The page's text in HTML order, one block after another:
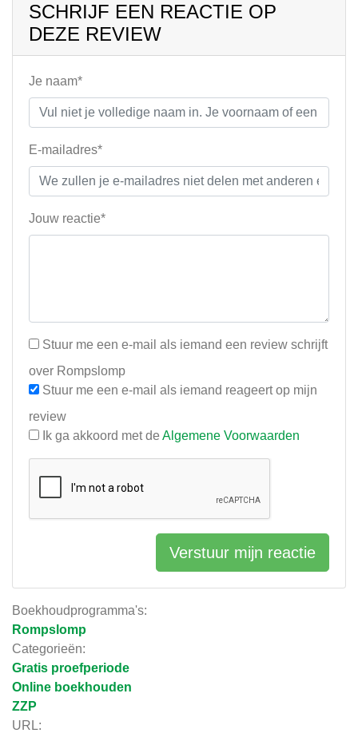
Boekhoudprogramma's:
Rompslomp
Categorieën:
Gratis proefperiode
Online boekhouden
ZZP
URL:
SCHRIJF EEN REACTIE OP
DEZE REVIEW
Je naam*
E-mailadres*
Jouw reactie*
Stuur me een e-mail als iemand een review schrijft
over Rompslomp
Stuur me een e-mail als iemand reageert op mijn
review
Ik ga akkoord met de Algemene Voorwaarden
Verstuur mijn reactie